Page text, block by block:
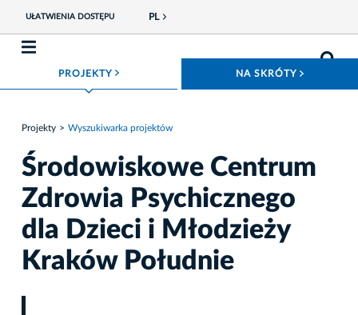
UŁATWIENIA DOSTĘPU PL
PROJEKTY ROZWIŃ MENU NA SKRÓTY
Projekty Wyszukiwarka projektów
Środowiskowe Centrum
Zdrowia Psychicznego
dla Dzieci i Młodzieży
Kraków Południe